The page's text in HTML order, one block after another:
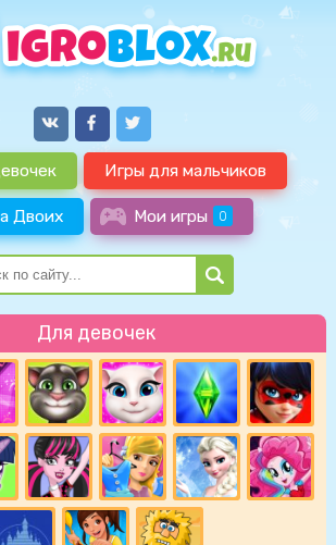
Игры для мальчиков
Двоих Мои игры 0
Для девочек